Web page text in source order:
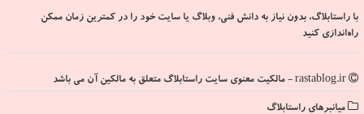
با راستابلاگ، بدون نیاز به دانش فنی، وبلاگ یا سایت خود را در کمترین زمان ممکن
راه‌اندازی کنید
میانبرهای راستابلاگ